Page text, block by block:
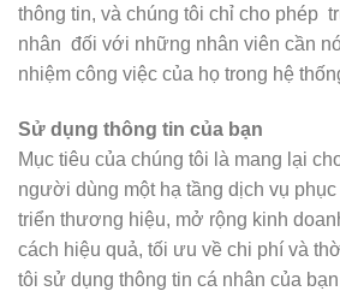
thông tin, và chúng tôi chỉ cho phép
nhân đối với những nhân viên cần
nhiệm công việc của họ trong hệ
Sử dụng thông tin của bạn
Mục tiêu của chúng tôi là mang lại
người dùng một hạ tầng dịch vụ
triển thương hiệu, mở rộng kinh
cách hiệu quả, tối ưu về chi phí và
tôi sử dụng thông tin cá nhân của